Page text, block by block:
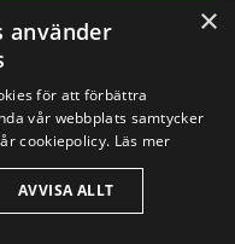
andra
×
använder
för att förbättra
vår webbplats samtycker
cookiepolicy. Läs mer
AVVISA ALLT